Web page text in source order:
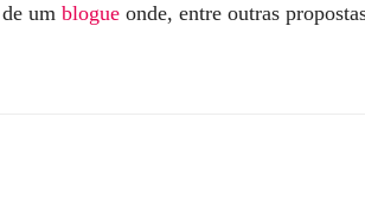
um blogue onde, entre outras